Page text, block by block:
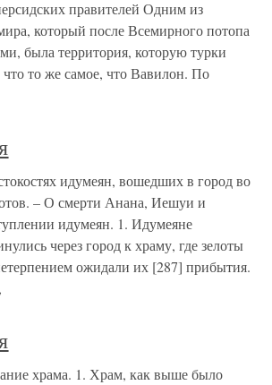
правителей Одним из
который после Всемирного потопа
была территория, которую турки
то же самое, что Вавилон. По
идумеян, вошедших в город во
– О смерти Анана, Иешуи и
идумеян. 1. Идумеяне
через город к храму, где зелоты
ожидали их [287] прибытия.
храма. 1. Храм, как выше было